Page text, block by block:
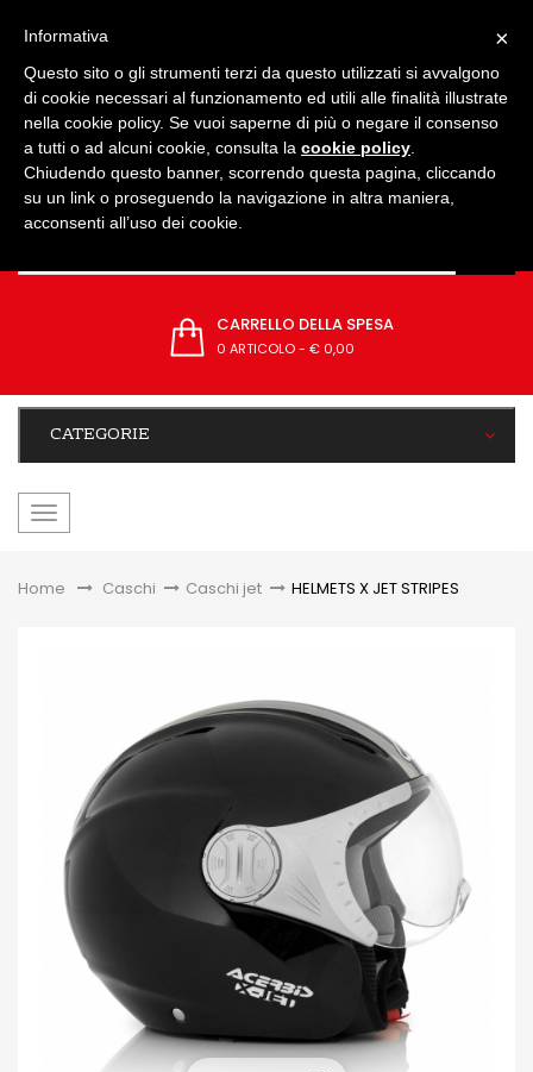
CARRELLO DELLA SPESA
0 ARTICOLO- € 0,00
CATEGORIE
navigazione
Home &gt;Caschi > Caschi jet > HELMETS X JET STRIPES
×
Informativa
Questo sito o gli strumenti terzi da questo utilizzati si avvalgono
di cookie necessari al funzionamento ed utili alle finalità illustrate
nella cookie policy. Se vuoi saperne di più o negare il consenso
a tutti o ad alcuni cookie, consulta la cookie policy
Chiudendo questo banner, scorrendo questa pagina, cliccando
su un link o proseguendo la navigazione in altra maniera,
acconsenti all’uso dei cookie.